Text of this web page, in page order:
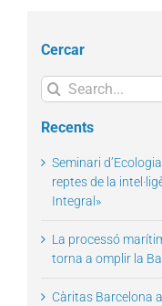
Cercar
Search
for:
Recents
Seminari
reptes de la
Integral»
La processó
torna a omplir la
Càritas Barcelona